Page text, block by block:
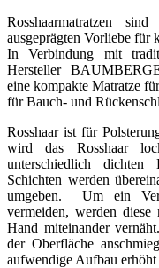
Rosshaarmatratzen
ausgeprägten Vorliebe für
In Verbindung mit
Hersteller
eine kompakte Matratze
für Bauch- und
Rosshaar ist für
wird das Rosshaar
unterschiedlich
Schichten werden
umgeben. Um ein
vermeiden, werden
Hand miteinander
der Oberfläche
aufwendige Aufbau